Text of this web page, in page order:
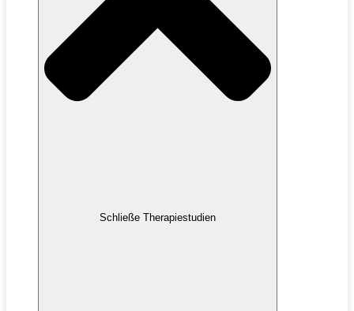
Schließe Therapiestudien